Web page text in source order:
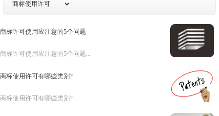
商标许可使用应注意的5个问题
商标许可使用应注意的5个问题...
商标使用许可有哪些类别?
商标使用许可有哪些类别?...